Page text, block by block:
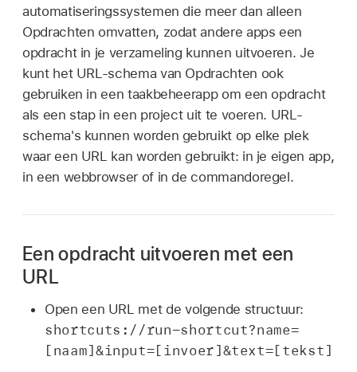
automatiseringssystemen die meer dan alleen
Opdrachten omvatten, zodat andere apps een
opdracht in je verzameling kunnen uitvoeren. Je
kunt het URL-schema van Opdrachten ook
gebruiken in een taakbeheerapp om een opdracht
als een stap in een project uit te voeren. URL-
schema's kunnen worden gebruikt op elke plek
waar een URL kan worden gebruikt: in je eigen app,
in een webbrowser of in de commandoregel.
Een opdracht uitvoeren met een
URL
Open een URL met de volgende structuur:
shortcuts://run-shortcut?name=
[naam]&input=[invoer]&text=[tekst]